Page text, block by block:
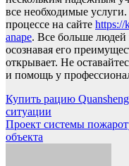
все необходимые
процессе на сайте https://
anape. Все больше
осознавая его
открывает. Не
и помощь у
Навигация
по
записям
Купить рацию
ситуации
Проект системы
объекта